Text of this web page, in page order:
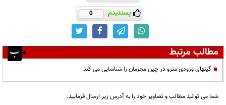
پسندیدم 0
مطالب مرتبط
گیتهای ورودی مترو در چین مجرمان را شناسایی می کند
شما می توانید مطالب و تصاویر خود را به آدرس زیر ارسال فرمایید.